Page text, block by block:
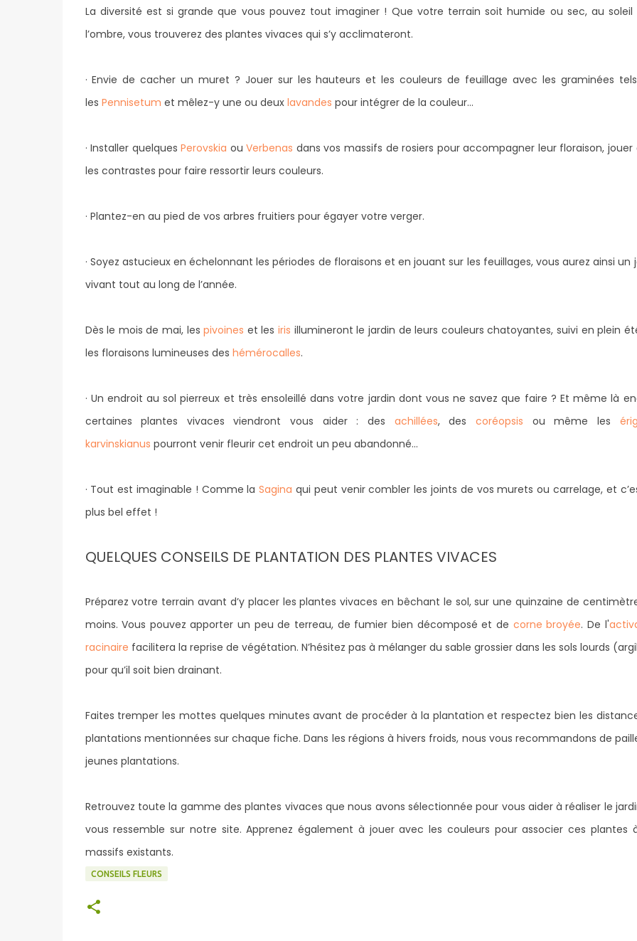
La diversité est si grande que vous pouvez tout imaginer ! Que votre terrain soit humide ou sec, au soleil
l’ombre, vous trouverez des plantes vivaces qui s’y acclimateront.
· Envie de cacher un muret ? Jouer sur les hauteurs et les couleurs de feuillage avec les graminées
les Pennisetum et mêlez-y une ou deux lavandes pour intégrer de la couleur…
· Installer quelquesPerovskia ouVerbenas dans vos massifs de rosiers pour accompagner leur floraison, jouer
les contrastes pour faire ressortir leurs couleurs.
· Plantez-en au pied de vos arbres fruitiers pour égayer votre verger.
· Soyez astucieux en échelonnant les périodes de floraisons et en jouant sur les feuillages, vous aurez ainsi un
vivant tout au long de l’année.
Dès le mois de mai, lespivoines et lesiris illumineront le jardin de leurs couleurs chatoyantes, suivi en plein
les floraisons lumineuses des hémérocalles.
· Un endroit au sol pierreux et très ensoleillé dans votre jardin dont vous ne savez que faire ? Et même là
certaines plantes vivaces viendront vous aider : des achillées, des coréopsis ou même les
karvinskianus pourront venir fleurir cet endroit un peu abandonné…
· Tout est imaginable ! Comme laSagina qui peut venir combler les joints de vos murets ou carrelage, et
plus bel effet !
QUELQUES CONSEILS DE PLANTATION DES PLANTES VIVACES
Préparez votre terrain avant d’y placer les plantes vivaces en bêchant le sol, sur une quinzaine de
moins. Vous pouvez apporter un peu de terreau, de fumier bien décomposé et de corne broyée. De l'
racinaire facilitera la reprise de végétation. N’hésitez pas à mélanger du sable grossier dans les sols lourds
pour qu’il soit bien drainant.
Faites tremper les mottes quelques minutes avant de procéder à la plantation et respectez bien les
plantations mentionnées sur chaque fiche. Dans les régions à hivers froids, nous vous recommandons de
jeunes plantations.
Retrouvez toute la gamme des plantes vivaces que nous avons sélectionnée pour vous aider à réaliser le
vous ressemble sur notre site. Apprenez également à jouer avec les couleurs pour associer ces plantes
massifs existants.
CONSEILS FLEURS